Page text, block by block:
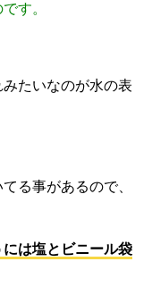
す。
たいなのが水の表
る事があるので、
は塩とビニール袋